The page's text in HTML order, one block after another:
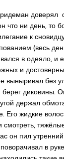
доверял
что ни день, то
к
(весь
в одеяло, и
и
без
диковины.
держал
Его жидкие
он пил
в